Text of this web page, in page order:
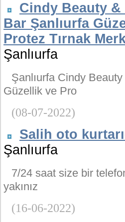
Cindy Beauty &
Bar Şanlıurfa
Protez Tırnak
Şanlıurfa
Şanlıurfa Cindy
Güzellik ve Pro
(08-07-2022)
Salih oto
Şanlıurfa
7/24 saat size bir
yakınız
(16-06-2022)